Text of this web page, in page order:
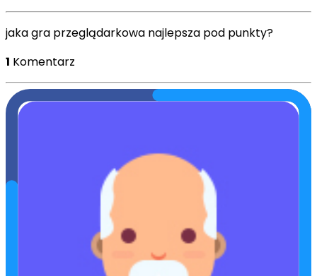
jaka gra przeglądarkowa najlepsza pod punkty?
1 Komentarz